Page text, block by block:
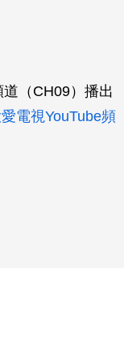
（CH09）播出
電視YouTube頻